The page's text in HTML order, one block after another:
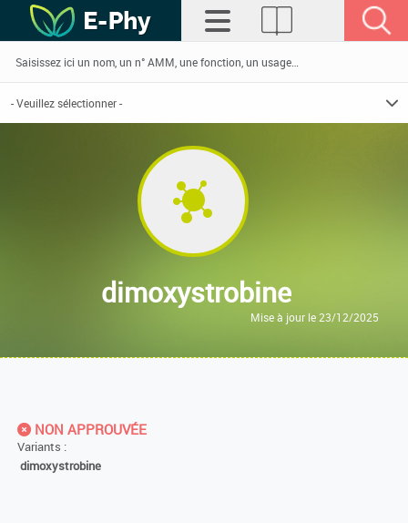
dimoxystrobine
Mise à jour le 23/12/2025
NON APPROUVÉE
Variants :
dimoxystrobine